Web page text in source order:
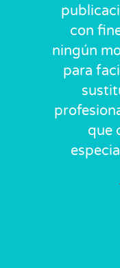
con
ningún
para
que